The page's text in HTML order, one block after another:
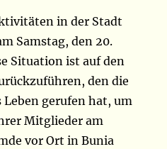
in der Stadt
Samstag, den 20.
Situation ist auf den
den die
gerufen hat, um
Mitglieder am
vor Ort in Bunia